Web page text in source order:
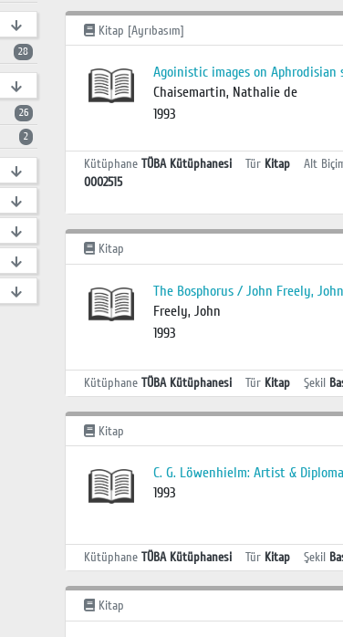
28
26
2
Kitap [Ayrıbasım]
Agoinistic images on
Chaisemartin, Nathalie de
1993
Kütüphane TÜBA Kütüphanesi Tür Kitap Alt
0002515
Kitap
The Bosphorus / John Freely,
Freely, John
1993
Kütüphane TÜBA Kütüphanesi Tür Kitap Şekil
Kitap
C. G. Löwenhielm: Artist &
1993
Kütüphane TÜBA Kütüphanesi Tür Kitap Şekil
Kitap